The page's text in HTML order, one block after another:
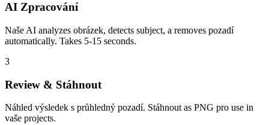
AI Zpracování
Naše AI analyzes obrázek, detects subject, a removes pozadí
automatically. Takes 5-15 seconds.
3
Review & Stáhnout
Náhled výsledek s průhledný pozadí. Stáhnout as PNG pro use in
vaše projects.